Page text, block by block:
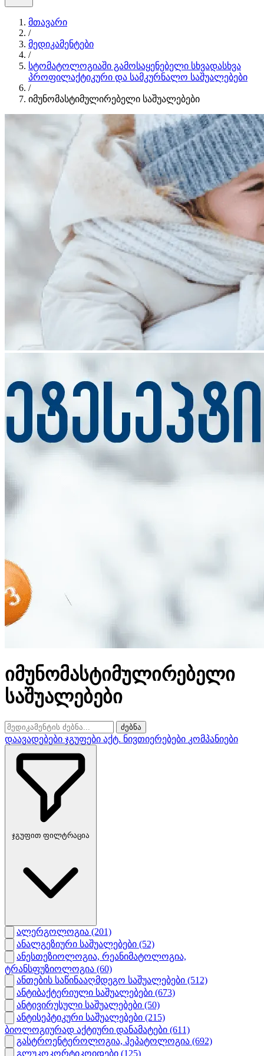
მთავარი
/
მედიკამენტები
/
სტომატოლოგიაში გამოსაყენებელი სხვადასხვა
პროფილაქტიკური და სამკურნალო საშუალებები
/
იმუნომასტიმულირებელი საშუალებები
იმუნომასტიმულირებელი
საშუალებები
ძებნა
დაავადებები ჯგუფები აქტ. ნივთიერებები კომპანიები
ჯგუფით ფილტრაცია
ალერგოლოგია (201)
ანალგეზიური საშუალებები (52)
ანესთეზიოლოგია, რეანიმატოლოგია,
ტრანსფუზიოლოგია (60)
ანთების საწინააღმდეგო საშუალებები (512)
ანტიბაქტერიული საშუალებები (673)
ანტივირუსული საშუალებები (50)
ანტისეპტიკური საშუალებები (215)
ბიოლოგიურად აქტიური დანამატები (611)
გასტროენტეროლოგია, ჰეპატოლოგია (692)
გლუკოკორტიკოიდები (125)